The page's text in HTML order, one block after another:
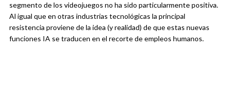
segmento de los videojuegos no ha sido particularmente positiva.
Al igual que en otras industrias tecnológicas la principal
resistencia proviene de la idea (y realidad) de que estas nuevas
funciones IA se traducen en el recorte de empleos humanos.